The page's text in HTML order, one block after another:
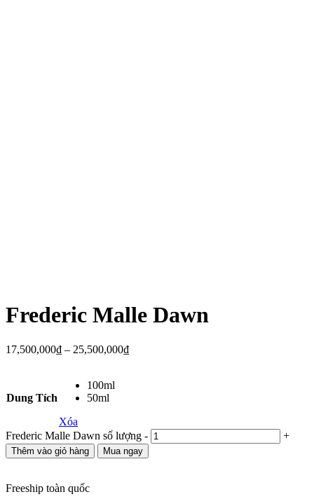
Frederic Malle Dawn
17,500,000₫ – 25,500,000₫
Dung Tích
100ml
50ml
Xóa
Frederic Malle Dawn số lượng - +
Thêm vào giỏ hàng Mua ngay
Freeship toàn quốc